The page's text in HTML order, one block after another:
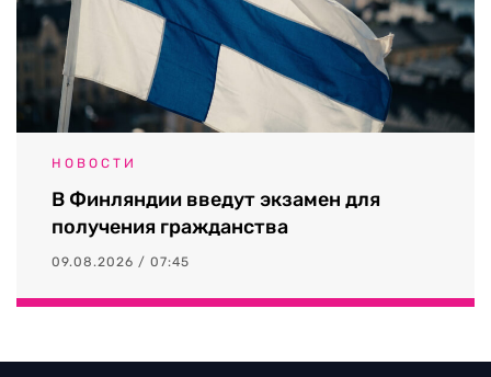
НОВОСТИ
В Финляндии введут экзамен для
получения гражданства
09.08.2026 / 07:45